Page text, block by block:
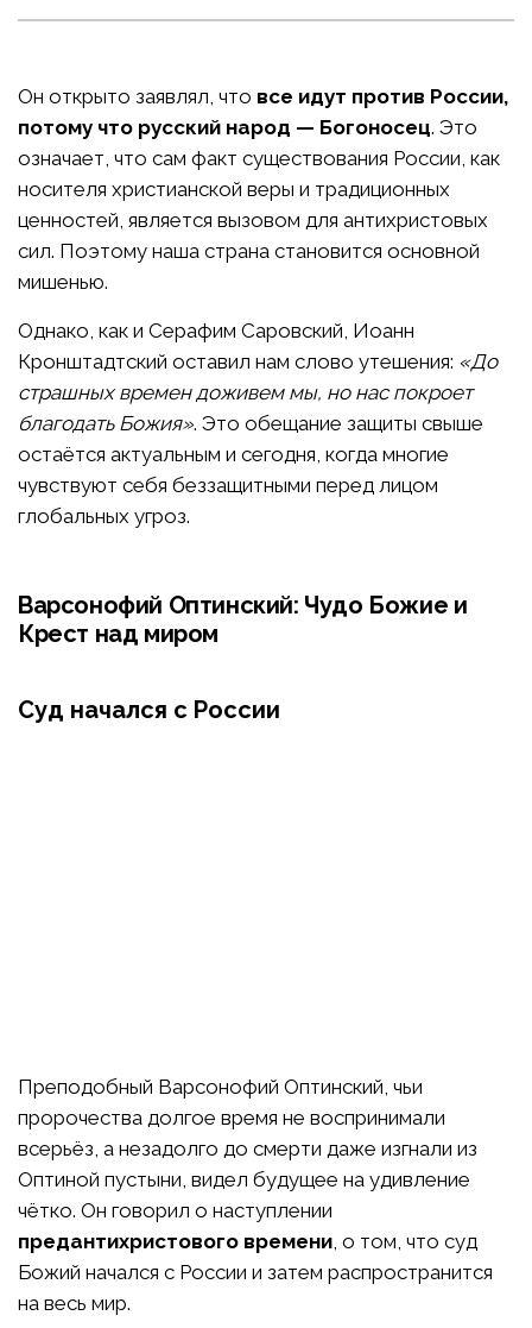
Он открыто заявлял, что все идут против России,
потому что русский народ — Богоносец. Это
означает, что сам факт существования России, как
носителя христианской веры и традиционных
ценностей, является вызовом для антихристовых
сил. Поэтому наша страна становится основной
мишенью.
Однако, как и Серафим Саровский, Иоанн
Кронштадтский оставил нам слово утешения: «До
страшных времен доживем мы, но нас покроет
благодать Божия». Это обещание защиты свыше
остаётся актуальным и сегодня, когда многие
чувствуют себя беззащитными перед лицом
глобальных угроз.
Варсонофий Оптинский: Чудо Божие и
Крест над миром
Суд начался с России
Преподобный Варсонофий Оптинский, чьи
пророчества долгое время не воспринимали
всерьёз, а незадолго до смерти даже изгнали из
Оптиной пустыни, видел будущее на удивление
чётко. Он говорил о наступлении
предантихристового времени , о том, что суд
Божий начался с России и затем распространится
на весь мир.